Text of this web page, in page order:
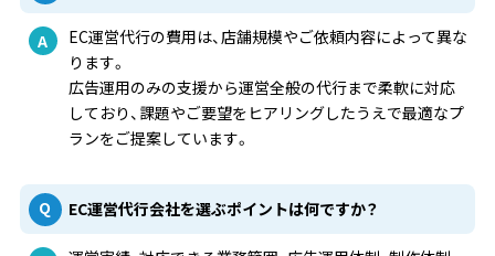
EC運営代行の費用は、店舗規模やご依頼内容によって異な
ります。
広告運用のみの支援から運営全般の代行まで柔軟に対応
しており、課題やご要望をヒアリングしたうえで最適なプ
ランをご提案しています。
EC運営代行会社を選ぶポイントは何ですか？